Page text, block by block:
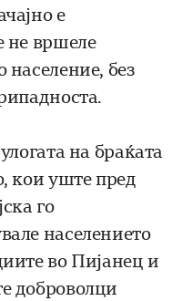
е
не вршеле
население, без
на браќата
кои уште пред
го
населението
во Пијанец и
доброволци